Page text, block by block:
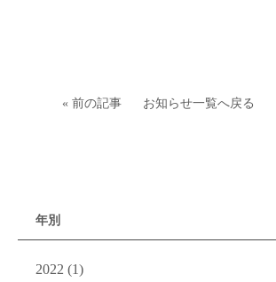
« 前の記事 お知らせ一覧へ戻る
年別
2022 (1)